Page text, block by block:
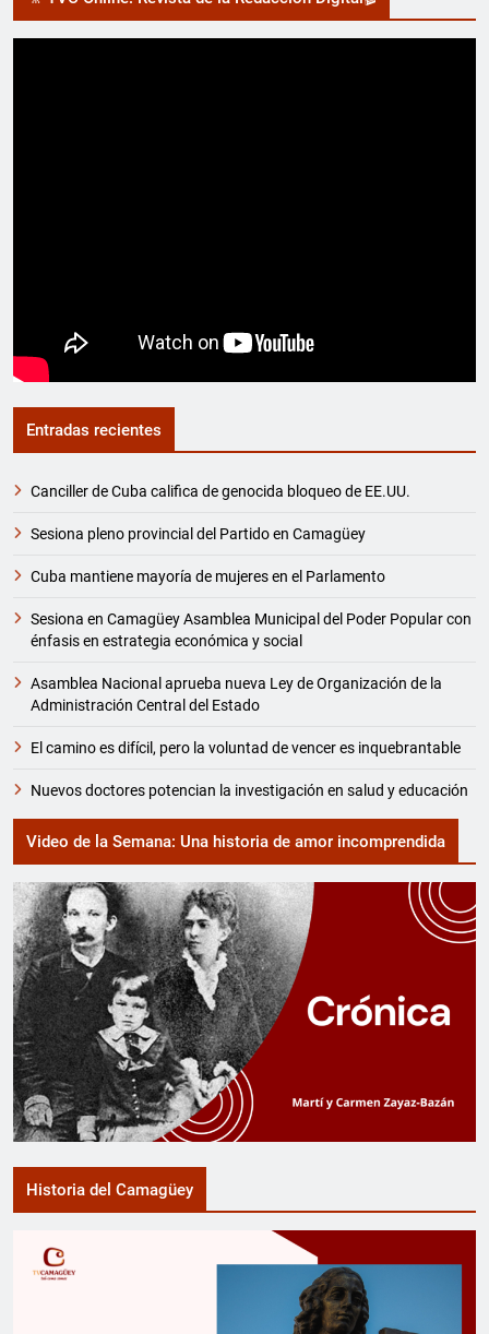
Entradas recientes
Canciller de Cuba califica de genocida bloqueo de EE.UU.
Sesiona pleno provincial del Partido en Camagüey
Cuba mantiene mayoría de mujeres en el Parlamento
Sesiona en Camagüey Asamblea Municipal del Poder Popular con
énfasis en estrategia económica y social
Asamblea Nacional aprueba nueva Ley de Organización de la
Administración Central del Estado
El camino es difícil, pero la voluntad de vencer es inquebrantable
Nuevos doctores potencian la investigación en salud y educación
Video de la Semana: Una historia de amor incomprendida
Historia del Camagüey